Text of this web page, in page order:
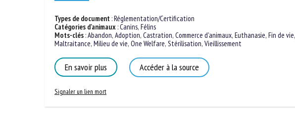
Types de document :Réglementation/Certification
Catégories d'animaux :Canins, Félins
Mots-clés :Abandon, Adoption, Castration, Commerce d'animaux, Euthanasie, Fin de vie,
Maltraitance, Milieu de vie, One Welfare, Stérilisation, Vieillissement
En savoir plus Accéder à la source
Signaler un lien mort
Organisme
*
En soumettant ce
utilisées dans le cadre de